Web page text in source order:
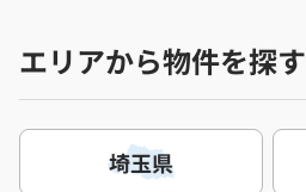
エリアから物件を探す
埼玉県